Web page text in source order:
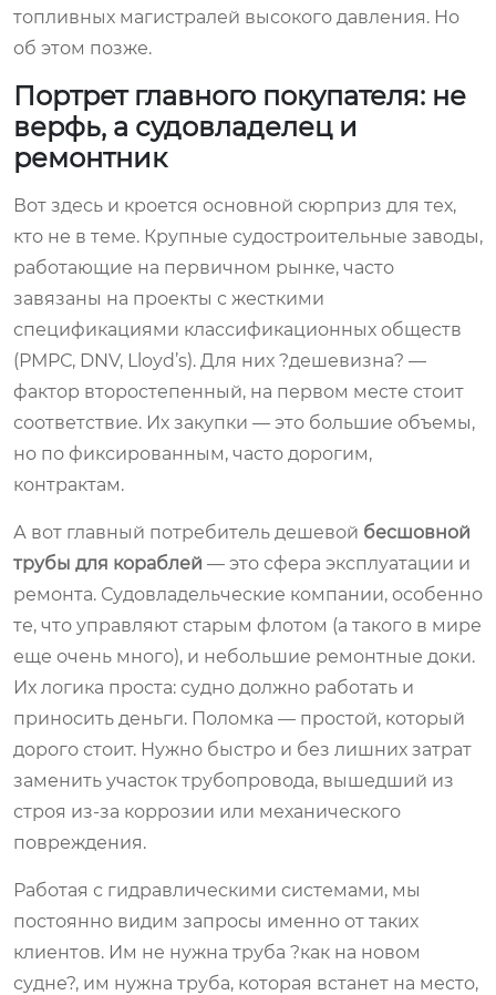
топливных магистралей высокого давления. Но
об этом позже.
Портрет главного покупателя: не
верфь, а судовладелец и
ремонтник
Вот здесь и кроется основной сюрприз для тех,
кто не в теме. Крупные судостроительные заводы,
работающие на первичном рынке, часто
завязаны на проекты с жесткими
спецификациями классификационных обществ
(РМРС, DNV, Lloyd’s). Для них ?дешевизна? —
фактор второстепенный, на первом месте стоит
соответствие. Их закупки — это большие объемы,
но по фиксированным, часто дорогим,
контрактам.
А вот главный потребитель дешевой бесшовной
трубы для кораблей — это сфера эксплуатации и
ремонта. Судовладельческие компании, особенно
те, что управляют старым флотом (а такого в мире
еще очень много), и небольшие ремонтные доки.
Их логика проста: судно должно работать и
приносить деньги. Поломка — простой, который
дорого стоит. Нужно быстро и без лишних затрат
заменить участок трубопровода, вышедший из
строя из-за коррозии или механического
повреждения.
Работая с гидравлическими системами, мы
постоянно видим запросы именно от таких
клиентов. Им не нужна труба ?как на новом
судне?, им нужна труба, которая встанет на место,